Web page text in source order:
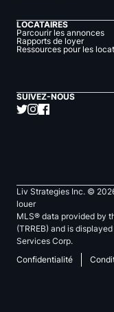
LOCATAIRES
Parcourir les annonces
Rapports de loyer
Ressources pour les
SUIVEZ-NOUS
Liv Strategies Inc. ©
louer
MLS® data provided by
(TRREB) and is
Services Corp.
Confidentialité